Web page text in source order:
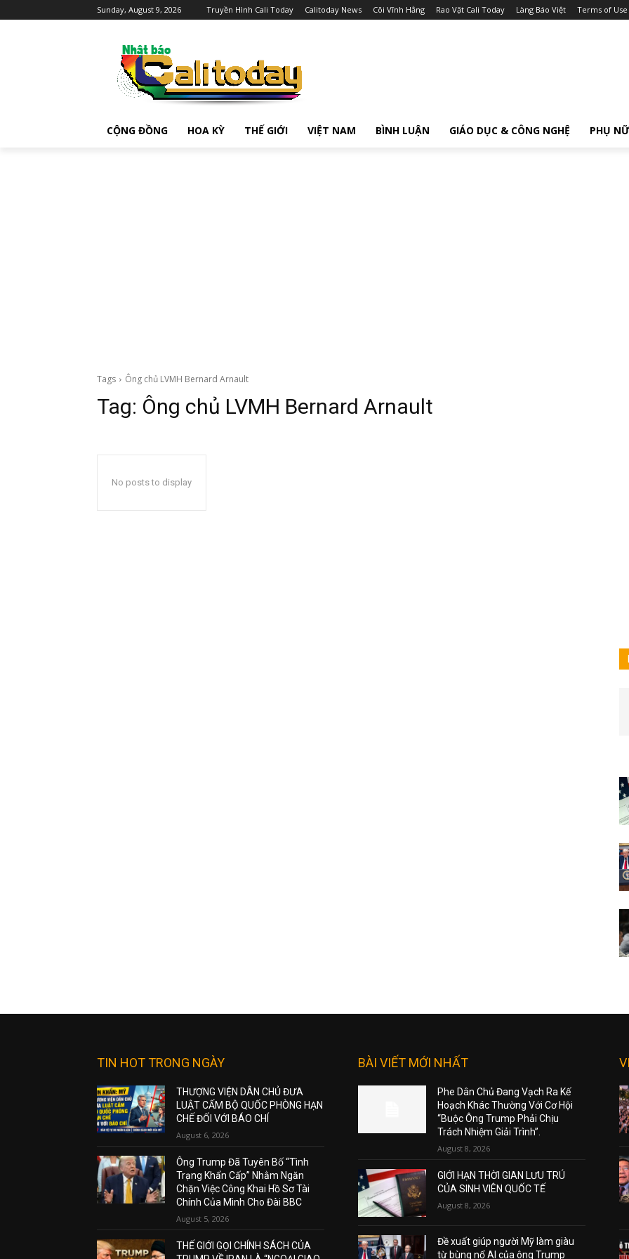
Sunday, August 9, 2026 Truyền Hình Cali Today Calitoday News Cõi Vĩnh Hằng Rao Vặt Cali Today Làng Báo Việt Terms of Use
CỘNG ĐỒNG HOA KỲ THẾ GIỚI VIỆT NAM BÌNH LUẬN GIÁO DỤC & CÔNG NGHỆ PHỤ NỮ
Tags Ông chủ LVMH Bernard Arnault
Tag: Ông chủ LVMH Bernard Arnault
No posts to display
TIN HOT TRONG NGÀY
THƯỢNG VIỆN DÂN CHỦ ĐƯA
LUẬT CẤM BỘ QUỐC PHÒNG HẠN
CHẾ ĐỐI VỚI BÁO CHÍ
August 6, 2026
Ông Trump Đã Tuyên Bố “Tình
Trạng Khẩn Cấp” Nhằm Ngăn
Chặn Việc Công Khai Hồ Sơ Tài
Chính Của Mình Cho Đài BBC
August 5, 2026
THẾ GIỚI GỌI CHÍNH SÁCH CỦA
BÀI VIẾT MỚI NHẤT
Phe Dân Chủ Đang Vạch Ra Kế
Hoạch Khác Thường Với Cơ Hội
“Buộc Ông Trump Phải Chịu
Trách Nhiệm Giải Trình”.
August 8, 2026
GIỚI HẠN THỜI GIAN LƯU TRÚ
CỦA SINH VIÊN QUỐC TẾ
August 8, 2026
Đề xuất giúp người Mỹ làm giàu
từ bùng nổ AI của ông Trump